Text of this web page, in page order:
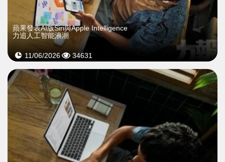
蘋果發表AI版Siri與Apple Intelligence
力追人工智能浪潮
11/06/2026 34631